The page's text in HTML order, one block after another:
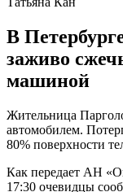
В
заживо
машиной
Жительница
автомобилем.
80% поверхности
Как передает АН
17:30 очевидцы